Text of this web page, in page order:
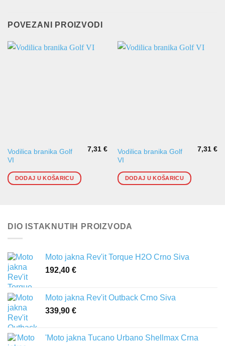
POVEZANI PROIZVODI
Vodilica branika Golf
VI
7,31€
DODAJ U KOŠARICU
Vodilica branika Golf
VI
7,31€
DODAJ U KOŠARICU
DIO ISTAKNUTIH PROIZVODA
Moto jakna Rev'it Torque H2O Crno Siva
192,40 €
Moto jakna Rev'it Outback Crno Siva
339,90 €
'Moto jakna Tucano Urbano Shellmax Crna